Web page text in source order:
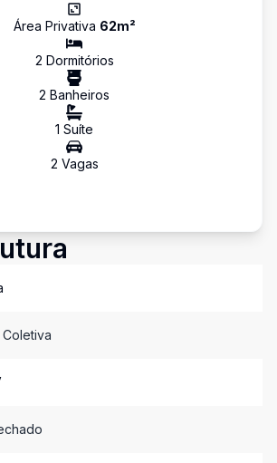
Área Privativa 62m²
2 Dormitórios
2 Banheiros
1 Suíte
2 Vagas